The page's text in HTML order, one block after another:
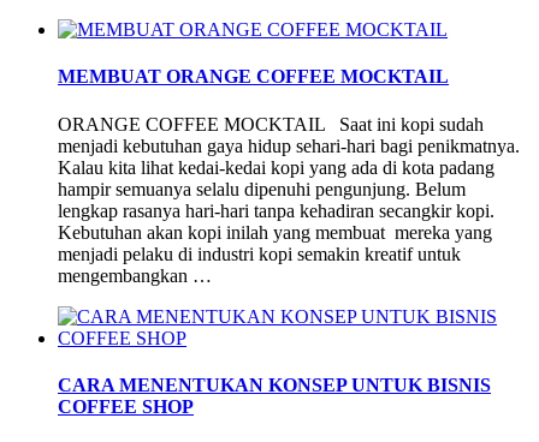
MEMBUAT ORANGE COFFEE MOCKTAIL
ORANGE COFFEE MOCKTAIL Saat ini kopi sudah
menjadi kebutuhan gaya hidup sehari-hari bagi penikmatnya.
Kalau kita lihat kedai-kedai kopi yang ada di kota padang
hampir semuanya selalu dipenuhi pengunjung. Belum
lengkap rasanya hari-hari tanpa kehadiran secangkir kopi.
Kebutuhan akan kopi inilah yang membuat mereka yang
menjadi pelaku di industri kopi semakin kreatif untuk
mengembangkan …
CARA MENENTUKAN KONSEP UNTUK BISNIS
COFFEE SHOP